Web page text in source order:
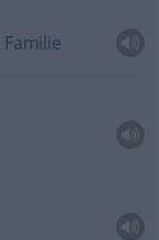
Familie